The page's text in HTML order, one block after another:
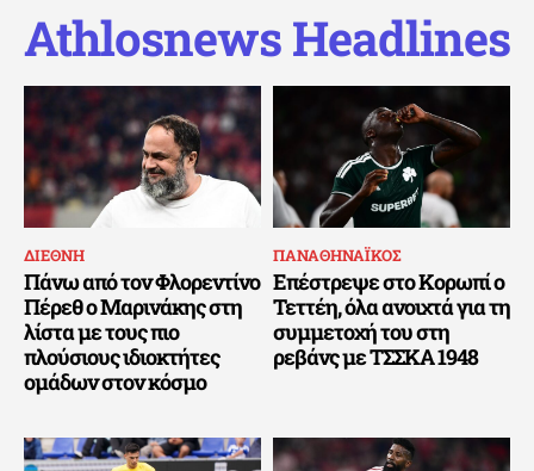
Athlosnews Headlines
ΔΙΕΘΝΗ
Πάνω από τον Φλορεντίνο
Πέρεθ ο Μαρινάκης στη
λίστα με τους πιο
πλούσιους ιδιοκτήτες
ομάδων στον κόσμο
ΠΑΝΑΘΗΝΑΪΚΟΣ
Επέστρεψε στο Κορωπί ο
Τεττέη, όλα ανοιχτά για τη
συμμετοχή του στη
ρεβάνς με ΤΣΣΚΑ 1948